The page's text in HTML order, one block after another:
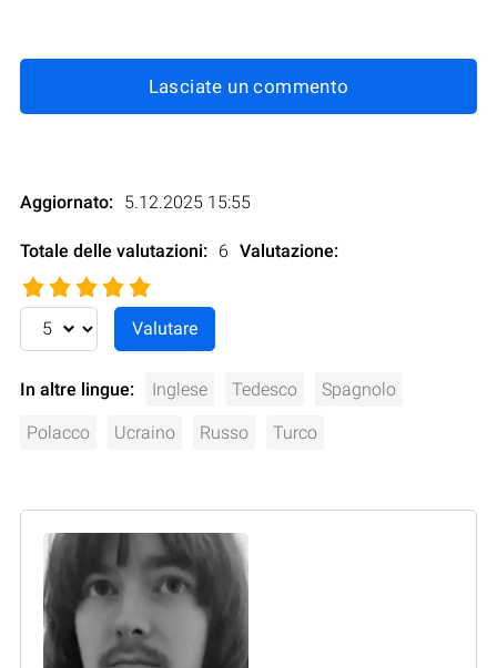
Lasciate un commento
Aggiornato: 5.12.2025 15:55
Totale delle valutazioni: 6 Valutazione:
In altre lingue: Inglese Tedesco Spagnolo
Polacco Ucraino Russo Turco